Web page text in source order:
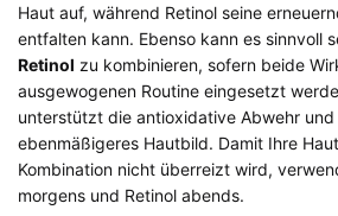
Haut auf, während Retinol seine
entfalten kann. Ebenso kann es sinnvoll
Retinol zu kombinieren, sofern beide
ausgewogenen Routine eingesetzt
unterstützt die antioxidative Abwehr
ebenmäßigeres Hautbild. Damit Ihre
Kombination nicht überreizt wird,
morgens und Retinol abends.